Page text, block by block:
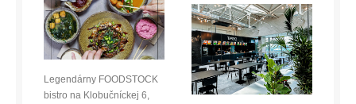
Legendárny FOODSTOCK
bistro na Klobučníckej 6,